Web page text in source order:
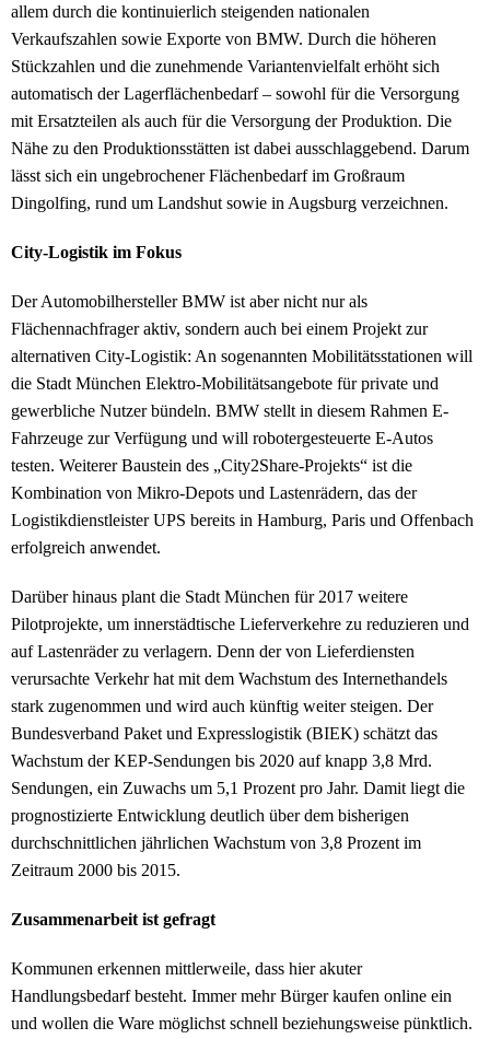
allem durch die kontinuierlich steigenden nationalen
Verkaufszahlen sowie Exporte von BMW. Durch die höheren
Stückzahlen und die zunehmende Variantenvielfalt erhöht sich
automatisch der Lagerflächenbedarf – sowohl für die Versorgung
mit Ersatzteilen als auch für die Versorgung der Produktion. Die
Nähe zu den Produktionsstätten ist dabei ausschlaggebend. Darum
lässt sich ein ungebrochener Flächenbedarf im Großraum
Dingolfing, rund um Landshut sowie in Augsburg verzeichnen.
City-Logistik im Fokus
Der Automobilhersteller BMW ist aber nicht nur als
Flächennachfrager aktiv, sondern auch bei einem Projekt zur
alternativen City-Logistik: An sogenannten Mobilitätsstationen will
die Stadt München Elektro-Mobilitätsangebote für private und
gewerbliche Nutzer bündeln. BMW stellt in diesem Rahmen E-
Fahrzeuge zur Verfügung und will robotergesteuerte E-Autos
testen. Weiterer Baustein des „City2Share-Projekts“ ist die
Kombination von Mikro-Depots und Lastenrädern, das der
Logistikdienstleister UPS bereits in Hamburg, Paris und Offenbach
erfolgreich anwendet.
Darüber hinaus plant die Stadt München für 2017 weitere
Pilotprojekte, um innerstädtische Lieferverkehre zu reduzieren und
auf Lastenräder zu verlagern. Denn der von Lieferdiensten
verursachte Verkehr hat mit dem Wachstum des Internethandels
stark zugenommen und wird auch künftig weiter steigen. Der
Bundesverband Paket und Expresslogistik (BIEK) schätzt das
Wachstum der KEP-Sendungen bis 2020 auf knapp 3,8 Mrd.
Sendungen, ein Zuwachs um 5,1 Prozent pro Jahr. Damit liegt die
prognostizierte Entwicklung deutlich über dem bisherigen
durchschnittlichen jährlichen Wachstum von 3,8 Prozent im
Zeitraum 2000 bis 2015.
Zusammenarbeit ist gefragt
Kommunen erkennen mittlerweile, dass hier akuter
Handlungsbedarf besteht. Immer mehr Bürger kaufen online ein
und wollen die Ware möglichst schnell beziehungsweise pünktlich.